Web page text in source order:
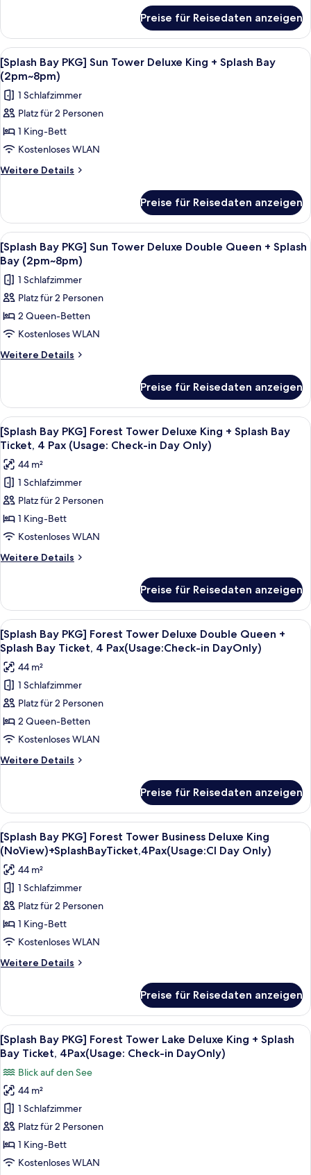
+
Splash
Bay
Ticket,
4
Pax
(Usage:
Check-
in
Day
Bay
PKG]
Sun
Tower
Deluxe
Double
Queen
Splash
Bay
4
in
Day
Only)
Preise für Reisedaten anzeigen
Alle
Fotos
für
[Splash
Bay
PKG]
Sun
Tower
+
Splash
Bay
(2pm~8pm)
anzeigen
Ein modernes Hotelzimmer mit
3
[Splash Bay PKG] Sun Tower Deluxe King + Splash Bay
(2pm~8pm)
1 Schlafzimmer
Platz für 2 Personen
1 King-Bett
Kostenloses WLAN
Weitere Details
Weitere
Bay
PKG]
Sun
Tower
Deluxe
King
+
Bay
(2pm~8pm)
Preise für Reisedaten anzeigen
Alle
Fotos
für
[Splash
Bay
PKG]
Sun
Tower
Queen
+
Splash
Bay
(2pm~8pm)
anzeigen
Ein Hotelzimmer mit zwei Betten,
3
[Splash Bay PKG] Sun Tower Deluxe Double Queen + Splash
Bay (2pm~8pm)
1 Schlafzimmer
Platz für 2 Personen
2 Queen-Betten
Kostenloses WLAN
Weitere Details
Weitere
Bay
PKG]
Sun
Tower
Double
Queen
+
Splash
Bay
Preise für Reisedaten anzeigen
Alle
Fotos
für
[Splash
Bay
PKG]
Forest
Tower
Deluxe
King
Splash
Bay
Ticket,
4
Pax
(Usage:
Check-
in
Day
Only)
anzeigen
Daunenbettdecken, Minibar,
6
[Splash Bay PKG] Forest Tower Deluxe King + Splash Bay
Ticket, 4 Pax (Usage: Check-in Day Only)
44 m²
1 Schlafzimmer
Platz für 2 Personen
1 King-Bett
Kostenloses WLAN
Weitere Details
Weitere
Bay
PKG]
Forest
Tower
Deluxe
King
+
Splash
Bay
Ticket,
Pax
(Usage:
Check-
Only)
Preise für Reisedaten anzeigen
Alle
Fotos
für
[Splash
Bay
PKG]
Forest
Tower
Deluxe
Double
+
Splash
Bay
Ticket,
4
Pax(Usage:Check-
in
DayOnly)
anzeigen
Ein Hotelzimmer mit zwei Betten,
6
[Splash Bay PKG] Forest Tower Deluxe Double Queen +
Splash Bay Ticket, 4 Pax(Usage:Check-in DayOnly)
44 m²
1 Schlafzimmer
Platz für 2 Personen
2 Queen-Betten
Kostenloses WLAN
Weitere Details
Weitere
Bay
PKG]
Forest
Tower
Deluxe
Double
Queen
+
Splash
Bay
4
Pax(Usage:Check-
in
Preise für Reisedaten anzeigen
Alle
Fotos
für
[Splash
Bay
PKG]
Forest
Tower
Business
Deluxe
(NoView)+SplashBayTicket,4Pax(Usage:CI
Day
Only)
anzeigen
Ein Hotelzimmer mit einem großen
5
[Splash Bay PKG] Forest Tower Business Deluxe King
(NoView)+SplashBayTicket,4Pax(Usage:CI Day Only)
44 m²
1 Schlafzimmer
Platz für 2 Personen
1 King-Bett
Kostenloses WLAN
Weitere Details
Weitere
Bay
PKG]
Forest
Tower
Business
Deluxe
King
(NoView)+SplashBayTicket,4Pax(Usage:CI
Day
Only)
Preise für Reisedaten anzeigen
Alle
Fotos
für
[Splash
Bay
PKG]
Forest
Tower
Lake
Ein Hotelzimmer mit einem großen
5
[Splash Bay PKG] Forest Tower Lake Deluxe King + Splash
Bay Ticket, 4Pax(Usage: Check-in DayOnly)
Blick auf den See
44 m²
1 Schlafzimmer
Platz für 2 Personen
1 King-Bett
Kostenloses WLAN